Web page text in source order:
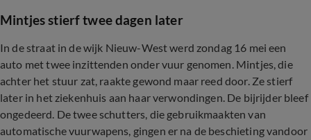
Mintjes stierf twee dagen later
In de straat in de wijk Nieuw-West werd zondag 16 mei een
auto met twee inzittenden onder vuur genomen. Mintjes, die
achter het stuur zat, raakte gewond maar reed door. Ze stierf
later in het ziekenhuis aan haar verwondingen. De bijrijder bleef
ongedeerd. De twee schutters, die gebruikmaakten van
automatische vuurwapens, gingen er na de beschieting vandoor